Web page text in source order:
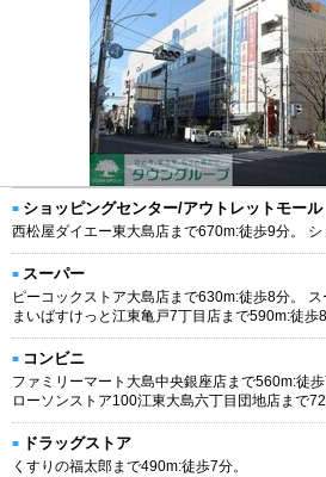
ショッピングセンター/アウトレットモール
西松屋ダイエー東大島店まで670m:徒歩9分。
スーパー
ピーコックストア大島店まで630m:徒歩8分。 ス
まいばすけっと江東亀戸7丁目店まで590m:徒歩8
コンビニ
ファミリーマート大島中央銀座店まで560m:徒
ローソンストア100江東大島六丁目団地店まで
ドラッグストア
くすりの福太郎まで490m:徒歩7分。